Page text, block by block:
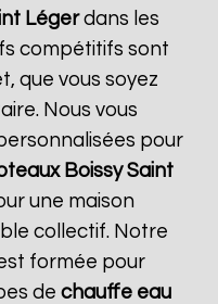
Légerdans les
compétitifs sont
que vous soyez
Nous vous
pour
Boissy Saint
une maison
collectif. Notre
formée pour
dechauffe eau